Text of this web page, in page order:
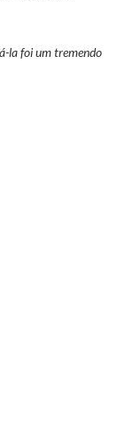
la foi um tremendo